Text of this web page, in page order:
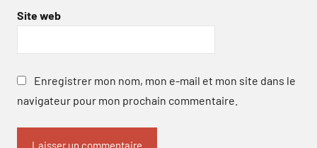
Site web
Enregistrer mon nom, mon e-mail et mon site dans le
navigateur pour mon prochain commentaire.